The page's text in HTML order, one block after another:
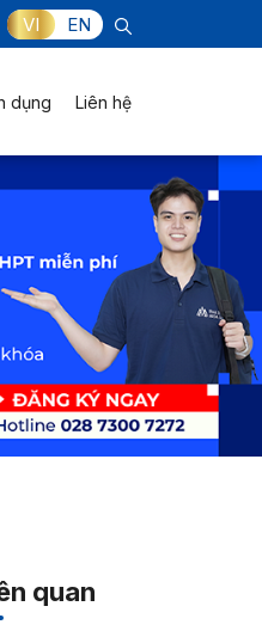
VI EN
dụng Liên hệ
quan